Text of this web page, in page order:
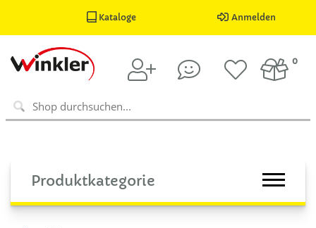
Kataloge Anmelden
0
Produktkategorie